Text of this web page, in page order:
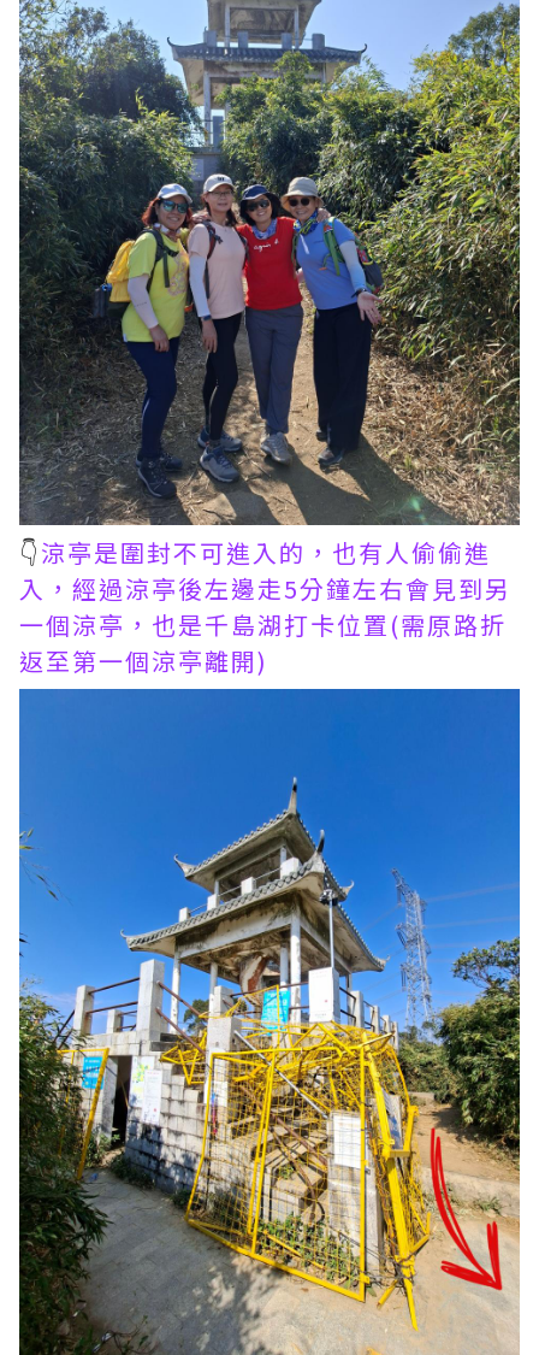
👇涼亭是圍封不可進入的，也有人偷偷進
入，經過涼亭後左邊走5分鐘左右會見到另
一個涼亭，也是千島湖打卡位置(需原路折
返至第一個涼亭離開)